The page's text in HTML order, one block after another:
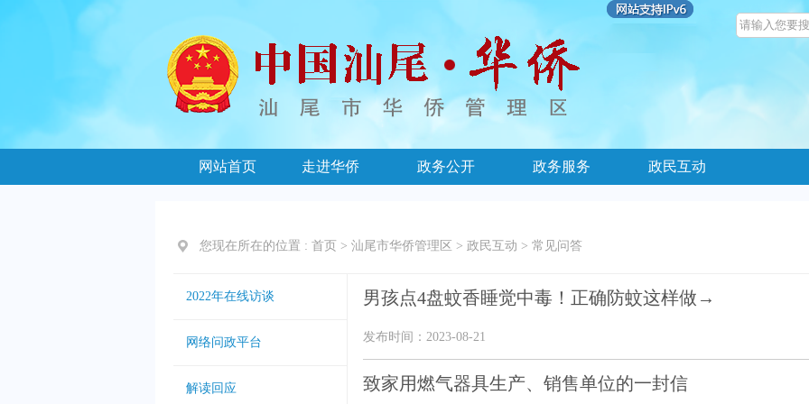
网站首页 走进华侨 政务公开 政务服务 政民互动
您现在所在的位置 : 首页 > 汕尾市华侨管理区 > 政民互动 > 常见问答
2022年在线访谈
网络问政平台
解读回应
男孩点4盘蚊香睡觉中毒！正确防蚊这样做→
发布时间：2023-08-21
致家用燃气器具生产、销售单位的一封信